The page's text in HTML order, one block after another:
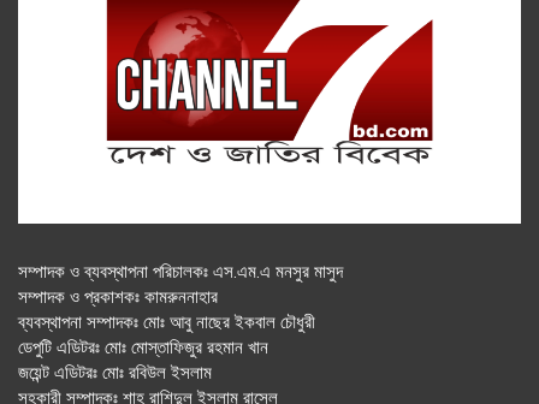
সম্পাদক ও ব্যবস্থাপনা পরিচালকঃ এস.এম.এ মনসুর মাসুদ
সম্পাদক ও প্রকাশকঃ কামরুননাহার
ব্যবস্থাপনা সম্পাদকঃ মোঃ আবু নাছের ইকবাল চৌধুরী
ডেপুটি এডিটরঃ মোঃ মোস্তাফিজুর রহমান খান
জয়েন্ট এডিটরঃ মোঃ রবিউল ইসলাম
সহকারী সম্পাদকঃ শাহ রাশিদুল ইসলাম রাসেল